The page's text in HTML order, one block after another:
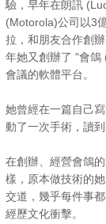
驗，早年在朗訊
(Motorola)公司以3
拉，和朋友合作創
年她又創辦了 "會鴿
會議的軟體平台。
她曾經在一篇自己
動了一次手術，讀
在創辦、經營會鴿
樣，原本做技術的
交道，幾乎每件事
經歷文化衝擊。